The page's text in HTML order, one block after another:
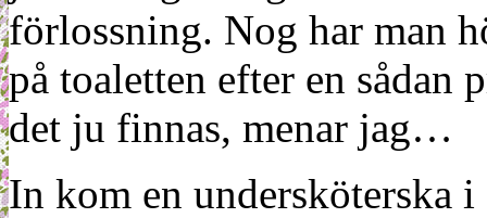
förlossning. Nog har man
på toaletten efter en sådan
det ju finnas, menar jag…
In kom en undersköterska